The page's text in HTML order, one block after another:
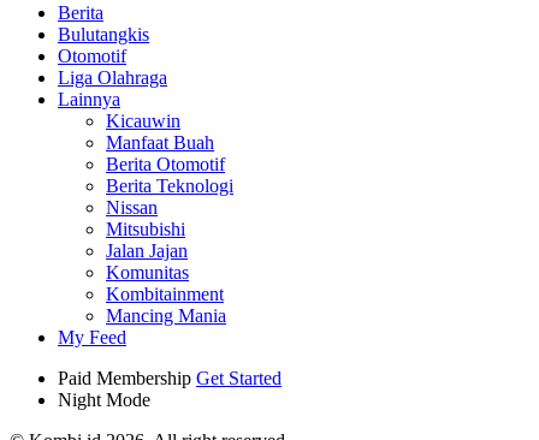
Berita
Bulutangkis
Otomotif
Liga Olahraga
Lainnya
Kicauwin
Manfaat Buah
Berita Otomotif
Berita Teknologi
Nissan
Mitsubishi
Jalan Jajan
Komunitas
Kombitainment
Mancing Mania
My Feed
Paid Membership Get Started
Night Mode